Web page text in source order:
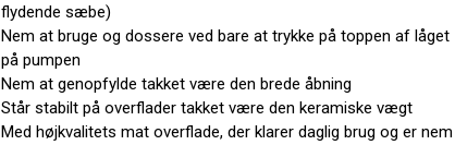
flydende sæbe)
Nem at bruge og dossere ved bare at trykke på toppen af låget
på pumpen
Nem at genopfylde takket være den brede åbning
Står stabilt på overflader takket være den keramiske vægt
Med højkvalitets mat overflade, der klarer daglig brug og er nem